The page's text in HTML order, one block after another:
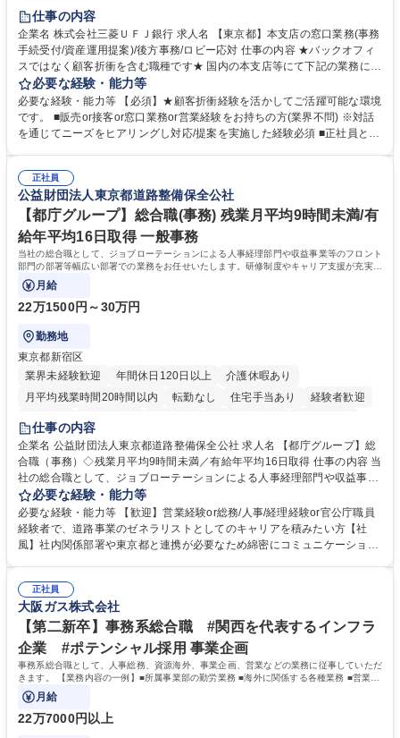
土日祝休み
仕事の内容
企業名 株式会社三菱ＵＦＪ銀行 求人名 【東京都】本支店の窓口業務(事務
手続受付/資産運用提案)/後方事務/ロビー応対 仕事の内容 ★バックオフィ
スではなく顧客折衝を含む職種です★ 国内の本支店等にて下記の業務に従
事していただきます。 ■窓口/後方/ロビーにて事務手続等の受付・オペレ
ーション、お客様対応 ■窓口にて、ご来店された個人のお客様に対して金
融商品のご提案 ■効率的な事務運用の検討・構築等 ≪業務紹介：ご応募前
に必ずご覧ください≫ ※記事 https://www.mysite.bk.mufg.jp/career/circle/
必要な経験・能力等
必要な経験・能力等 【必須】★顧客折衝経験を活かしてご活躍可能な環境
です。 ■販売or接客or窓口業務or営業経験をお持ちの方(業界不問) ※対話
を通じてニーズをヒアリングし対応/提案を実施した経験必須 ■正社員とし
るので安心して入行いただけます。 幅広いキャリアの選択肢があり、公募
や社内副業等を活用し、 一人ひとりが挑戦できるカルチャーが浸透してい
ます。 学歴・資格 学歴：大学院 大学 高専 短大 専修学校 高校 語学力：
資格：
正社員
公益財団法人東京都道路整備保全公社
【都庁グループ】総合職(事務) 残業月平均9時間未満/有
給年平均16日取得 一般事務
当社の総合職として、ジョブローテーションによる人事経理部門や収益事業等のフロント
部門の部署等幅広い部署での業務をお任せいたします。研修制度やキャリア支援が充実し
ております！ ※下記業務詳細
月給
22万1500円～30万円
勤務地
東京都新宿区
業界未経験歓迎
年間休日120日以上
介護休暇あり
月平均残業時間20時間以内
転勤なし 住宅手当あり
経験者歓迎
研修あり
退職金あり
駅近5分以内
資格取得手当あり 食事補助あり
仕事の内容
企業名 公益財団法人東京都道路整備保全公社 求人名 【都庁グループ】総
合職（事務）◇残業月平均9時間未満／有給年平均16日取得 仕事の内容 当
社の総合職として、ジョブローテーションによる人事経理部門や収益事業
等のフロント部門の部署等幅広い部署での業務をお任せいたします。研修
制度やキャリア支援が充実しております！ ※下記業務詳細 【業務詳細】■
管理部門：広報、人事、経理など当公社の運営に係る管理業務 ■収益部
門：駐車場の新規開拓、管理運営、新宿駅西口広場の「イベントコーナ
道路施設や道路工事現場の見学ツアー事業 ※入社後は上記いずれかの部門
へ配属。※業務内容変更の範囲：会社の定める業務 募集職種 【都庁グル
ープ】総合職（事務）◇残業月平均9時間未満／有給年平均16日取得
必要な経験・能力等
必要な経験・能力等 【歓迎】営業経験or総務/人事/経理経験or官公庁職員
経験者で、道路事業のゼネラリストとしてのキャリアを積みたい方【社
風】社内関係部署や東京都と連携が必要なため綿密にコミュニケーション
部門など多岐に渡る業務を経験できます。 ■様々なプロジェクト：駐車場
事業の他、新宿駅西口広場内に設置された照明を兼ねた広告「ブライトサ
イン」の管理運営を行うなど、事業収益を生み出す活動を積極的に行って
います。 学歴・資格 学歴：大学院 大学 高専 短大 専修学校 高校 語学力：
資格：
正社員
大阪ガス株式会社
【第二新卒】事務系総合職 #関西を代表するインフラ
企業 #ポテンシャル採用 事業企画
事務系総合職として、人事総務、資源海外、事業企画、営業などの業務に従事していただ
きます。 【業務内容の一例】■所属事業部の勤労業務 ■海外に関係する各種業務 ■営業部
門の企画スタッフ、ルート営業
月給
22万7000円以上